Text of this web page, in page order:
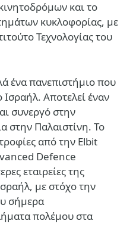
και το
κυκλοφορίας, με
Τεχνολογίας του
ένα πανεπιστήμιο που
Ισραήλ. Αποτελεί έναν
συνεργό στην
στην Παλαιστίνη. Το
από την Elbit
Defence
εταιρείες της
με στόχο την
σήμερα
πολέμου στα